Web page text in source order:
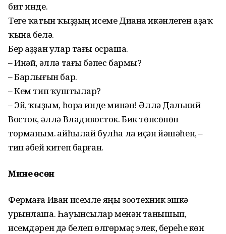
бит инде.
Теге ҡатын ҡыҙ­ҙың исеме Диана икәнлеген аҙаҡ
ҡына белә.
Бер аҙҙан улар тағы осраша.
– Инәй, әллә та­ғы бәпес бармы?
– Барлығын бар.
– Кем тип ҡуш­тылар?
– Эй, ҡыҙым, һо­ра инде минән! Әллә Дальний
Восток, әллә Владивосток. Бик төп­сөнөп
торманым. Ҡайһылай булһа ла иҫән йәшәһен, –
тип әбей китеп барған.
Минең өсөн
Фермаға Иван исемле яңы зоотехник эшкә
урынлаша. Һауын­сы­лар ме­нән танышып,
исемдәрен дә белеп өлгөрмәҫ элек, бере­һе көн